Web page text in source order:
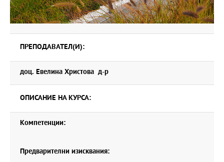
ПРЕПОДАВАТЕЛ(И):
доц. Евелина Христова д-р
ОПИСАНИЕ НА КУРСА:
Компетенции:
Предварителни изисквания: